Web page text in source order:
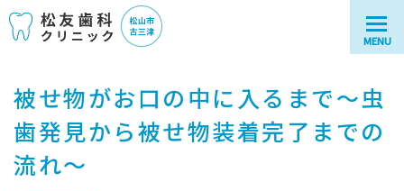
MENU
被せ物がお口の中に入るまで～虫
歯発見から被せ物装着完了までの
流れ～